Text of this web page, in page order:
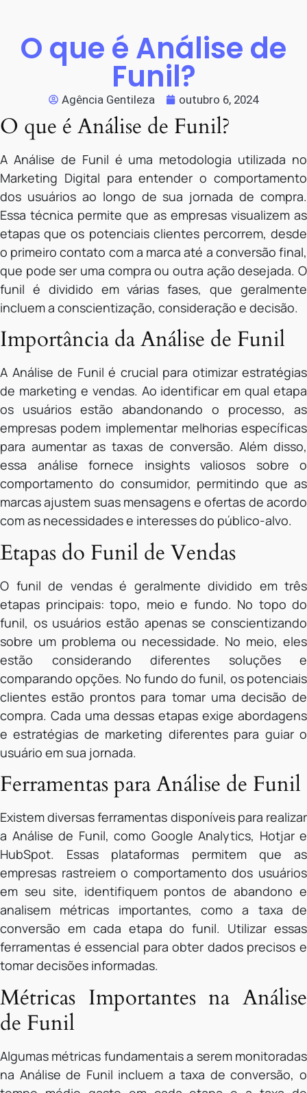
O que é Análise de
Funil?
Agência Gentileza outubro 6, 2024
O que é Análise de Funil?
A Análise de Funil é uma metodologia utilizada no
Marketing Digital para entender o comportamento
dos usuários ao longo de sua jornada de compra.
Essa técnica permite que as empresas visualizem as
etapas que os potenciais clientes percorrem, desde
o primeiro contato com a marca até a conversão final,
que pode ser uma compra ou outra ação desejada. O
funil é dividido em várias fases, que geralmente
incluem a conscientização, consideração e decisão.
Importância da Análise de Funil
A Análise de Funil é crucial para otimizar estratégias
de marketing e vendas. Ao identificar em qual etapa
os usuários estão abandonando o processo, as
empresas podem implementar melhorias específicas
para aumentar as taxas de conversão. Além disso,
essa análise fornece insights valiosos sobre o
comportamento do consumidor, permitindo que as
marcas ajustem suas mensagens e ofertas de acordo
com as necessidades e interesses do público-alvo.
Etapas do Funil de Vendas
O funil de vendas é geralmente dividido em três
etapas principais: topo, meio e fundo. No topo do
funil, os usuários estão apenas se conscientizando
sobre um problema ou necessidade. No meio, eles
estão considerando diferentes soluções e
comparando opções. No fundo do funil, os potenciais
clientes estão prontos para tomar uma decisão de
compra. Cada uma dessas etapas exige abordagens
e estratégias de marketing diferentes para guiar o
usuário em sua jornada.
Ferramentas para Análise de Funil
Existem diversas ferramentas disponíveis para realizar
a Análise de Funil, como Google Analytics, Hotjar e
HubSpot. Essas plataformas permitem que as
empresas rastreiem o comportamento dos usuários
em seu site, identifiquem pontos de abandono e
analisem métricas importantes, como a taxa de
conversão em cada etapa do funil. Utilizar essas
ferramentas é essencial para obter dados precisos e
tomar decisões informadas.
Métricas Importantes na Análise
de Funil
Algumas métricas fundamentais a serem monitoradas
na Análise de Funil incluem a taxa de conversão, o